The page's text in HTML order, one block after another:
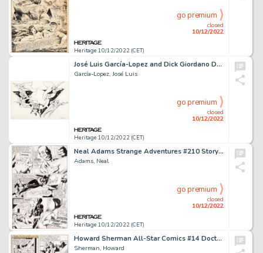
Heritage 10/12/2022 (CET)
closed
10/12/2022
go premium
José Luis García-Lopez and Dick Giordano DC Style Guide Justice League Illustration Original Art (DC, c. 1983)....
García-Lopez, José Luis
Heritage 10/12/2022 (CET)
closed
10/12/2022
go premium
Neal Adams Strange Adventures #210 Story Page 3 Original Art (DC, 1968)....
Adams, Neal
Heritage 10/12/2022 (CET)
closed
10/12/2022
go premium
Howard Sherman All-Star Comics #14 Doctor Fate Story Page 4 Original Art (DC, 1942)....
Sherman, Howard